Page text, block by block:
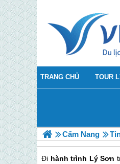
TRANG CHỦ TOUR
Cẩm Nang
Đi hành trình Lý Sơn